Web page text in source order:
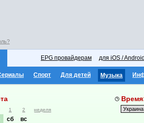
EPG провайдерам для iOS /
Спорт Для детей Музыка
1 2 неделя
сб вс